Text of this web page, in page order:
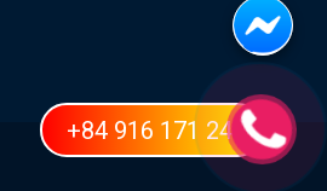
+84 916 171 248